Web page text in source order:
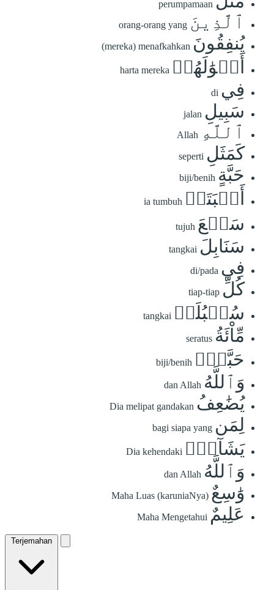
perumpamaan
ٱلَّذِينَ orang-orang yang
يُنفِقُونَ (mereka) menafkahkan
أَمۡوَٰلَهُمۡ harta mereka
فِي di
سَبِيلِ jalan
ٱللَّهِ Allah
كَمَثَلِ seperti
حَبَّةٍ biji/benih
أَنۢبَتَتۡ ia tumbuh
سَبۡعَ tujuh
سَنَابِلَ tangkai
فِي di/pada
كُلِّ tiap-tiap
سُنۢبُلَةٖ tangkai
مِّاْئَةُ seratus
حَبَّةٖۗ biji/benih
وَٱللَّهُ dan Allah
يُضَٰعِفُ Dia melipat gandakan
لِمَن bagi siapa yang
يَشَآءُۚ Dia kehendaki
وَٱللَّهُ dan Allah
وَٰسِعٌ Maha Luas (karuniaNya)
عَلِيمٌ Maha Mengetahui
Terjemahan